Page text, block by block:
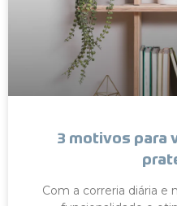
3 motivos para
Com a correria diária e